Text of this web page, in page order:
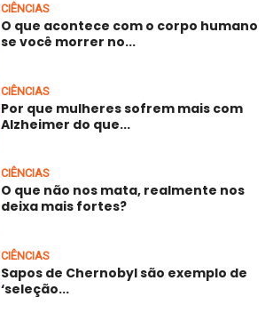
CIÊNCIAS
O que acontece com o corpo humano
se você morrer no...
CIÊNCIAS
Por que mulheres sofrem mais com
Alzheimer do que...
CIÊNCIAS
O que não nos mata, realmente nos
deixa mais fortes?
CIÊNCIAS
Sapos de Chernobyl são exemplo de
‘seleção...